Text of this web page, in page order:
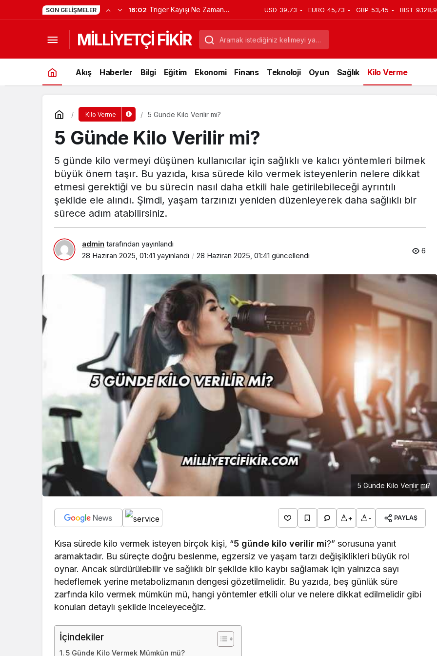
SON GELIŞMELER 16:02 Triger Kayışı Ne Zaman
Değişir?
USD 39,73 EURO 45,73 GBP 53,45 BIST
MİLLİYETÇİ FİKİR
Akış Haberler Bilgi Eğitim Ekonomi Finans Teknoloji Oyun Sağlık Kilo Verme
Kilo Verme 5 Günde Kilo Verilir mi?
5 Günde Kilo Verilir mi?
5 günde kilo vermeyi düşünen kullanıcılar için sağlıklı ve kalıcı yöntemleri bilmek
büyük önem taşır. Bu yazıda, kısa sürede kilo vermek isteyenlerin nelere dikkat
etmesi gerektiği ve bu sürecin nasıl daha etkili hale getirilebileceği ayrıntılı
şekilde ele alındı. Şimdi, yaşam tarzınızı yeniden düzenleyerek daha sağlıklı bir
sürece adım atabilirsiniz.
admin tarafından yayınlandı
28 Haziran 2025, 01:41 yayınlandı 28 Haziran 2025, 01:41 güncellendi 6
5 Günde Kilo Verilir mi?
+ - PAYLAŞ
Kısa sürede kilo vermek isteyen birçok kişi, “5 günde kilo verilir mi?” sorusuna yanıt
aramaktadır. Bu süreçte doğru beslenme, egzersiz ve yaşam tarzı değişiklikleri büyük rol
oynar. Ancak sürdürülebilir ve sağlıklı bir şekilde kilo kaybı sağlamak için yalnızca sayı
hedeflemek yerine metabolizmanın dengesi gözetilmelidir. Bu yazıda, beş günlük süre
zarfında kilo vermek mümkün mü, hangi yöntemler etkili olur ve nelere dikkat edilmelidir gibi
konuları detaylı şekilde inceleyeceğiz.
İçindekiler
5 Günde Kilo Vermek Mümkün mü?